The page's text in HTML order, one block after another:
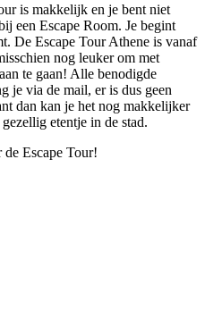
is makkelijk en je bent niet
een Escape Room. Je begint
De Escape Tour Athene is vanaf
nog leuker om met
te gaan! Alle benodigde
je via de mail, er is dus geen
dan kan je het nog makkelijker
etentje in de stad.